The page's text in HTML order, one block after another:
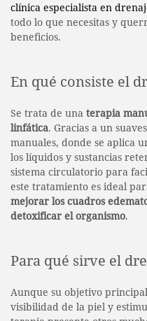
clínica especialista en
todo lo que necesitas y
beneficios.
En qué consiste el
Se trata de una terapia
linfática. Gracias a un
manuales, donde se aplica
los líquidos y sustancias
sistema circulatorio para
este tratamiento es ideal
mejorar los cuadros
detoxificar el organismo.
Para qué sirve el
Aunque su objetivo
visibilidad de la piel y